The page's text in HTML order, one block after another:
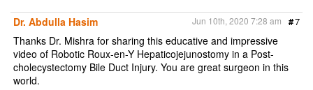
Dr. Abdulla Hasim #7
Jun 10th, 2020 7:28 am
Thanks Dr. Mishra for sharing this educative and impressive
video of Robotic Roux-en-Y Hepaticojejunostomy in a Post-
cholecystectomy Bile Duct Injury. You are great surgeon in this
world.